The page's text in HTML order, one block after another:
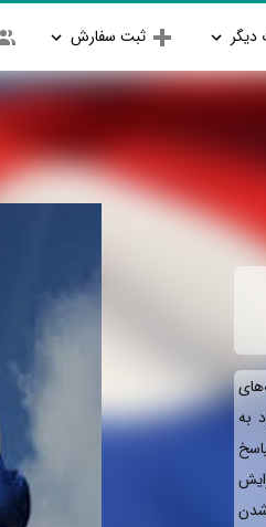
ثبت سفارش
به